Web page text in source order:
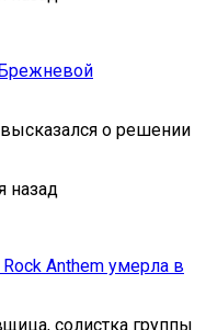
о решении
назад
Anthem умерла в
солистка группы